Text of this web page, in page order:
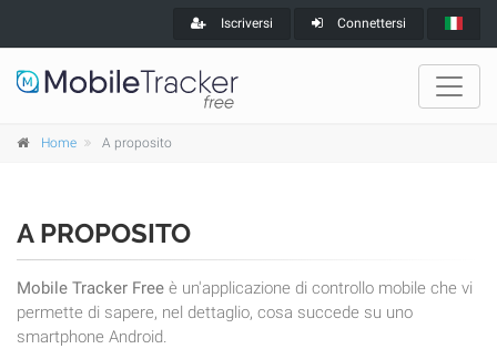
Iscriversi Connettersi
Home A proposito
A PROPOSITO
Mobile Tracker Free è un'applicazione di controllo mobile che vi
permette di sapere, nel dettaglio, cosa succede su uno
smartphone Android.